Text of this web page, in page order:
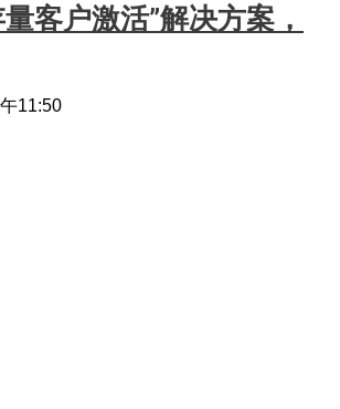
客户激活”解决方案，
午11:50